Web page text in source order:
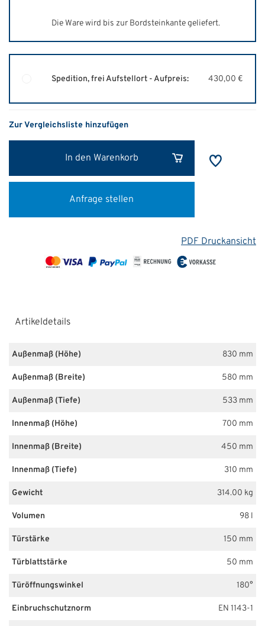
Die Ware wird bis zur Bordsteinkante geliefert.
Spedition, frei Aufstellort - Aufpreis: 430,00 €
Zur Vergleichsliste hinzufügen
In den Warenkorb
Anfrage stellen
PDF Druckansicht
Artikeldetails
Außenmaß (Höhe) 830 mm
Außenmaß (Breite) 580 mm
Außenmaß (Tiefe) 533 mm
Innenmaß (Höhe) 700 mm
Innenmaß (Breite) 450 mm
Innenmaß (Tiefe) 310 mm
Gewicht 314.00 kg
Volumen 98 l
Türstärke 150 mm
Türblattstärke 50 mm
Türöffnungswinkel 180°
Einbruchschutznorm EN 1143-1